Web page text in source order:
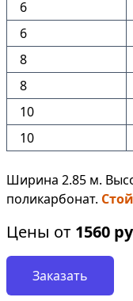
6
6
8
8
10
10
Ширина 2.85 м.
поликарбонат.
Цены от 1560
Заказать